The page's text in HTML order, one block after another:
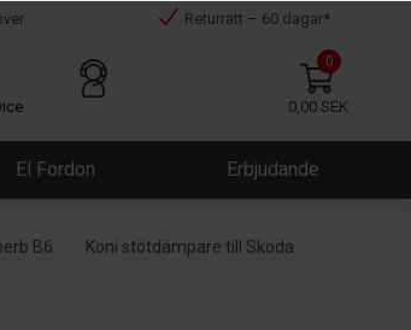
Returrätt – 60 dagar*
0
0,00 SEK
El Fordon Erbjudande
B6
Koni stötdämpare till Skoda